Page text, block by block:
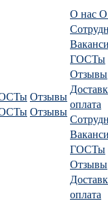
Отзывы
Отзывы
О нас О
ГОСТы
Отзывы
оплата
ГОСТы
Отзывы
оплата